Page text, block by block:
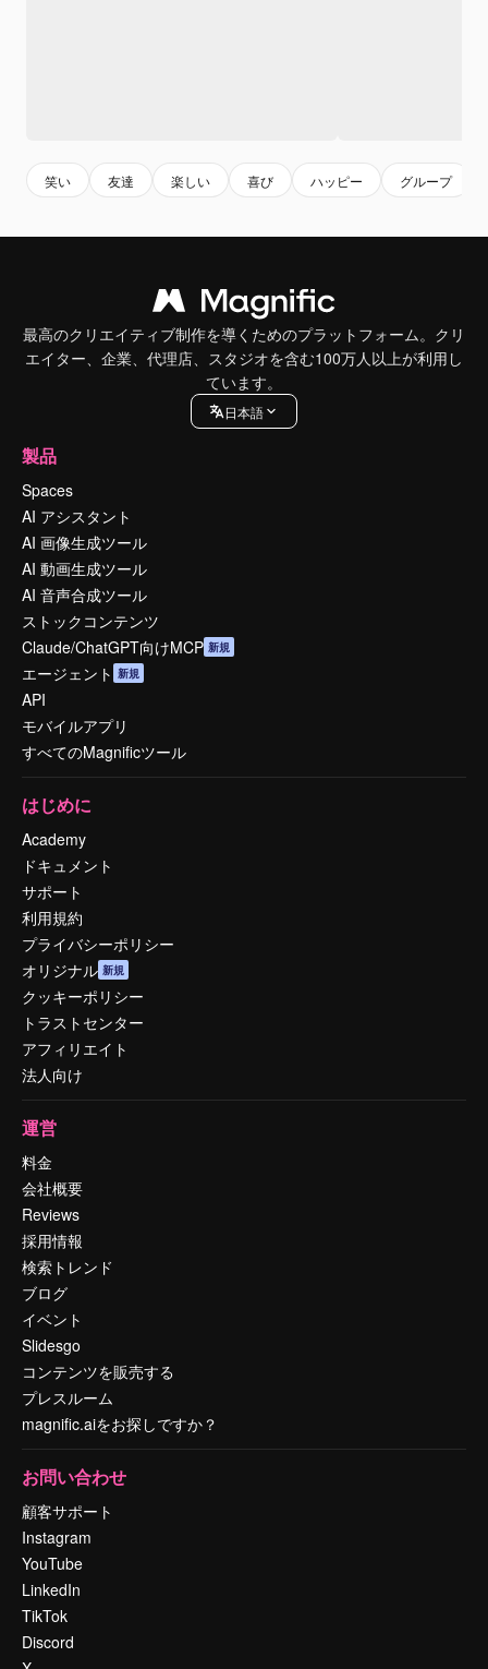
笑い 友達 楽しい 喜び ハッピー グループ
最高のクリエイティブ制作を導くためのプラットフォーム。クリ
エイター、企業、代理店、スタジオを含む100万人以上が利用し
ています。
日本語
製品
Spaces
AI アシスタント
AI 画像生成ツール
AI 動画生成ツール
AI 音声合成ツール
ストックコンテンツ
Claude/ChatGPT向けMCP 新規
エージェント 新規
API
モバイルアプリ
すべてのMagnificツール
はじめに
Academy
ドキュメント
サポート
利用規約
プライバシーポリシー
オリジナル 新規
クッキーポリシー
トラストセンター
アフィリエイト
法人向け
運営
料金
会社概要
Reviews
採用情報
検索トレンド
ブログ
イベント
Slidesgo
コンテンツを販売する
プレスルーム
magnific.aiをお探しですか？
お問い合わせ
顧客サポート
Instagram
YouTube
LinkedIn
TikTok
Discord